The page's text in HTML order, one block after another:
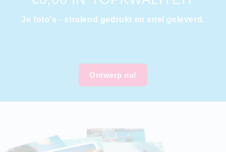
Je foto's - stralend gedrukt en snel geleverd.
Ontwerp nu!